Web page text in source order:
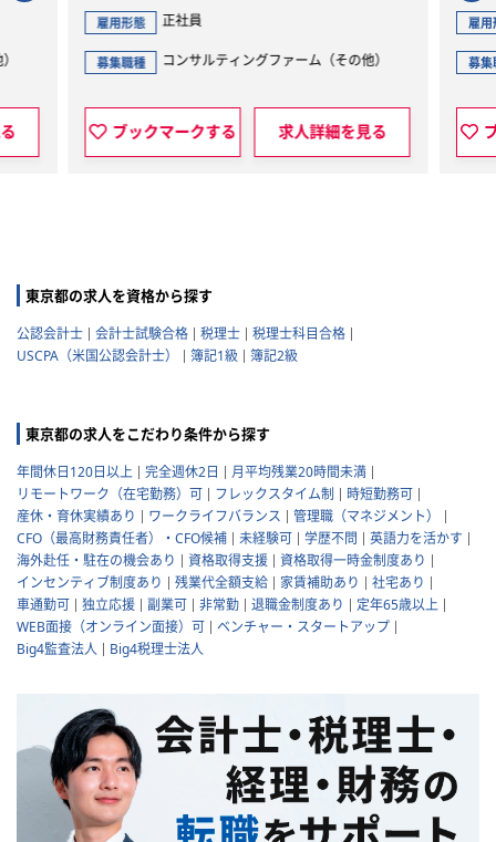
雇用形態 正社員
募集職種 コンサルティングファーム（その他）
ブックマークする 求人詳細を見る
雇用
募集
東京都の求人を資格から探す
公認会計士 会計士試験合格 税理士
税理士科目合格
USCPA（米国公認会計士）
簿記1級 簿記2級
東京都の求人をこだわり条件から探す
年間休日120日以上 完全週休2日
月平均残業20時間未満
リモートワーク（在宅勤務）可
フレックスタイム制
時短勤務可
産休・育休実績あり
ワークライフバランス
管理職（マネジメント）
CFO（最高財務責任者）・CFO候補
未経験可 学歴不問
英語力を活かす
海外赴任・駐在の機会あり
資格取得支援
資格取得一時金制度あり
インセンティブ制度あり
残業代全額支給 家賃補助あり
社宅あり
車通勤可
独立応援 副業可 非常勤 退職金制度あり
定年65歳以上
WEB面接（オンライン面接）可
ベンチャー・スタートアップ
Big4監査法人
Big4税理士法人